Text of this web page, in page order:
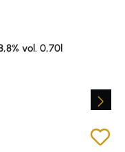
vol. 0,70l